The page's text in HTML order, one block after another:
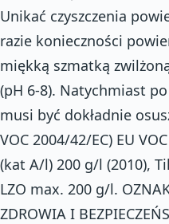
Unikać czyszczenia
razie konieczności
miękką szmatką
(pH 6-8). Natychmiast
musi być dokładnie
VOC 2004/42/EC) EU
(kat A/l) 200 g/l (2010),
LZO max. 200 g/l.
ZDROWIA I